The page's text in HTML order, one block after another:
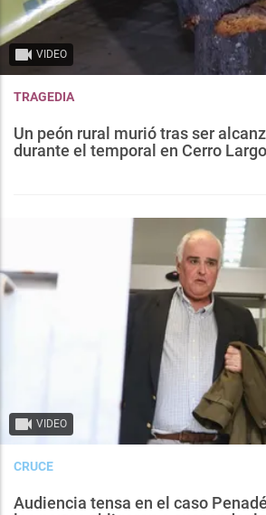
VIDEO
TRAGEDIA
Un peón rural murió tras ser
durante el temporal en Cerro Largo
VIDEO
CRUCE
Audiencia tensa en el caso